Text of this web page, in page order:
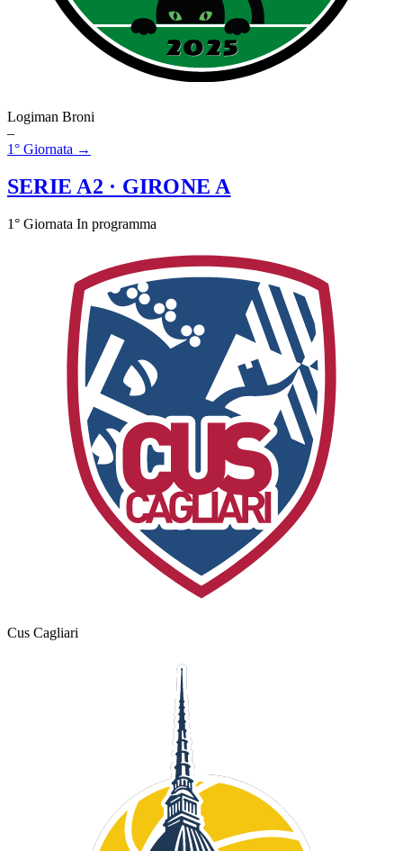
Logiman Broni
–
1° Giornata →
SERIE A2 · GIRONE A
1° Giornata In programma
Cus Cagliari